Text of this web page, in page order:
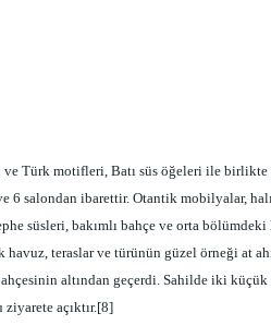
Türk motifleri, Batı süs öğeleri ile birlikte
6 salondan ibarettir. Otantik mobilyalar,
süsleri, bakımlı bahçe ve orta
teraslar ve türünün güzel örneği at
altından geçerdi. Sahilde iki
ziyarete açıktır.[8]